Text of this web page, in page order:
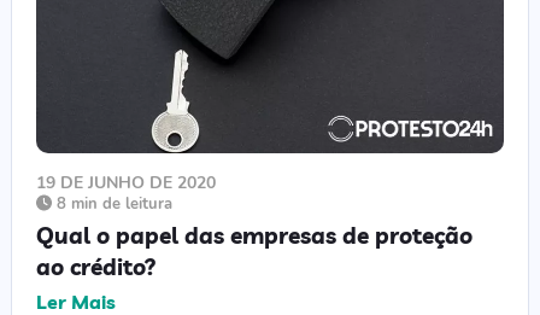
19 DE JUNHO DE 2020
8 min de leitura
Qual o papel das empresas de proteção
ao crédito?
Ler Mais